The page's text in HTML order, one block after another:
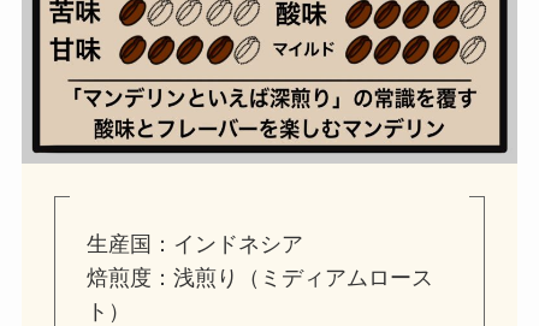
生産国：インドネシア
焙煎度：浅煎り（ミディアムロース
ト）